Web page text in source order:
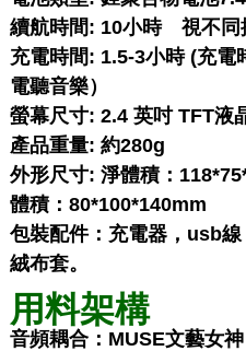
續航時間: 10小時 視不同
充電時間: 1.5-3小時 (充電
電聽音樂）
螢幕尺寸: 2.4 英吋 TFT液
產品重量: 約280g
外形尺寸: 淨體積：
體積：80*100*140mm
包裝配件：充電器，usb線
絨布套。
用料架構
音頻耦合：MUSE文藝女神